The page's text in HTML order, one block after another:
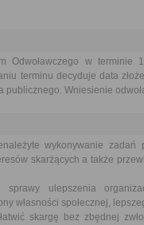
Odwoławczego w
terminu decyduje data
Wniesienie
wykonywanie zadań
skarżących a także
ulepszenia
własności społecznej,
skargę bez zbędnej